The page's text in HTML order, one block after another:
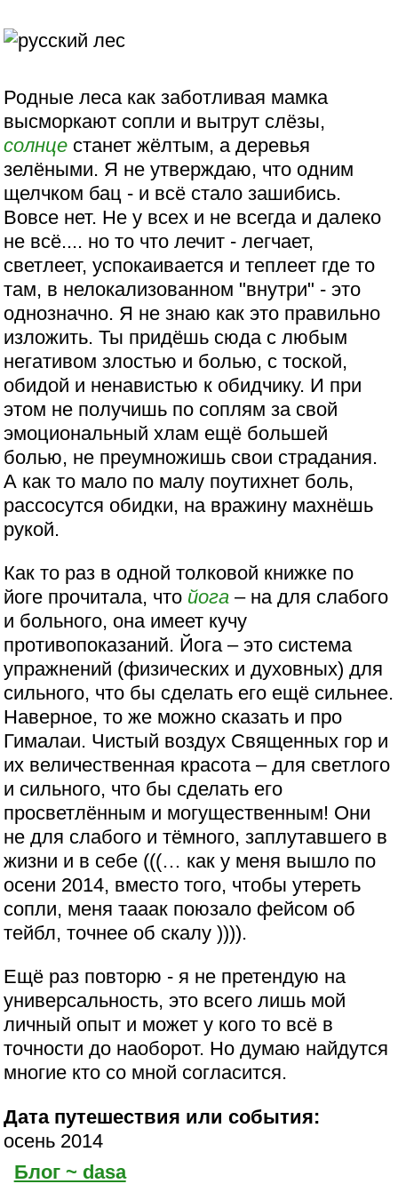
Родные леса как заботливая мамка
высморкают сопли и вытрут слёзы,
солнце станет жёлтым, а деревья
зелёными. Я не утверждаю, что одним
щелчком бац - и всё стало зашибись.
Вовсе нет. Не у всех и не всегда и далеко
не всё.... но то что лечит - легчает,
светлеет, успокаивается и теплеет где то
там, в нелокализованном "внутри" - это
однозначно. Я не знаю как это правильно
изложить. Ты придёшь сюда с любым
негативом злостью и болью, с тоской,
обидой и ненавистью к обидчику. И при
этом не получишь по соплям за свой
эмоциональный хлам ещё большей
болью, не преумножишь свои страдания.
А как то мало по малу поутихнет боль,
рассосутся обидки, на вражину махнёшь
рукой.
Как то раз в одной толковой книжке по
йоге прочитала, что йога – на для слабого
и больного, она имеет кучу
противопоказаний. Йога – это система
упражнений (физических и духовных) для
сильного, что бы сделать его ещё сильнее.
Наверное, то же можно сказать и про
Гималаи. Чистый воздух Священных гор и
их величественная красота – для светлого
и сильного, что бы сделать его
просветлённым и могущественным! Они
не для слабого и тёмного, заплутавшего в
жизни и в себе (((… как у меня вышло по
осени 2014, вместо того, чтобы утереть
сопли, меня тааак поюзало фейсом об
тейбл, точнее об скалу )))).
Ещё раз повторю - я не претендую на
универсальность, это всего лишь мой
личный опыт и может у кого то всё в
точности до наоборот. Но думаю найдутся
многие кто со мной согласится.
Дата путешествия или события:
осень 2014
Блог ~ dasa